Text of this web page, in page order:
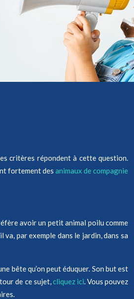
critères répondent à cette question.
fortement des animaux de compagnie
avoir un petit animal poilu comme
par exemple dans le jardin, dans sa
bête qu’on peut éduquer. Son but est
de ce sujet,cliquez ici. Vous pouvez